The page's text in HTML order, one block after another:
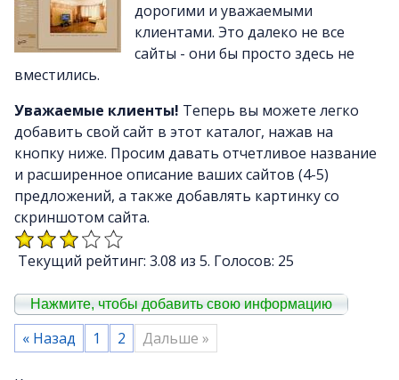
О
Вопросы и
Word-
дорогими и уважаемыми
клиентами. Это далеко не все
сайты - они бы просто здесь не
вместились.
Уважаемые клиенты! Теперь вы можете легко
добавить свой сайт в этот каталог, нажав на
кнопку ниже. Просим давать отчетливое название
и расширенное описание ваших сайтов (4-5)
предложений, а также добавлять картинку со
скриншотом сайта.
Текущий рейтинг: 3.08 из 5. Голосов: 25
Нажмите, чтобы добавить свою информацию
« Назад 1 2 Дальше »